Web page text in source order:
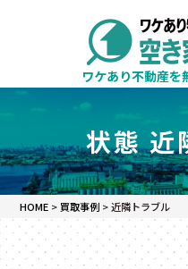
ワケあり不動産を
状態 近
HOME > 買取事例 >近隣トラブル